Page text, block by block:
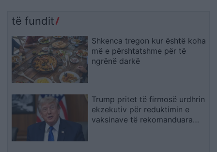
të fundit
Shkenca tregon kur është koha
më e përshtatshme për të
ngrënë darkë
Trump pritet të firmosë urdhrin
ekzekutiv për reduktimin e
vaksinave të rekomanduara